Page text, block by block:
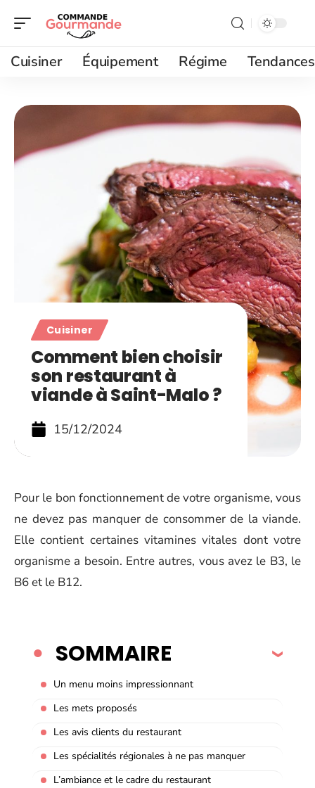
Cuisiner Équipement Régime Tendances
Cuisiner
Comment bien choisir
son restaurant à
viande à Saint-Malo ?
15/12/2024
Pour le bon fonctionnement de votre organisme, vous
ne devez pas manquer de consommer de la viande.
Elle contient certaines vitamines vitales dont votre
organisme a besoin. Entre autres, vous avez le B3, le
B6 et le B12.
SOMMAIRE
Un menu moins impressionnant
Les mets proposés
Les avis clients du restaurant
Les spécialités régionales à ne pas manquer
L’ambiance et le cadre du restaurant